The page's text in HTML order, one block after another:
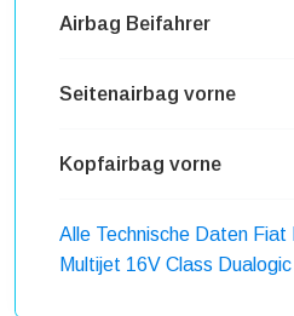
Airbag Beifahrer
Seitenairbag vorne
Kopfairbag vorne
Alle Technische Daten
Multijet 16V Class Dualogic